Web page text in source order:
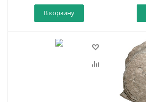
В корзину